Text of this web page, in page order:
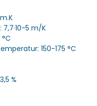
5 m/K
150-175 °C
%